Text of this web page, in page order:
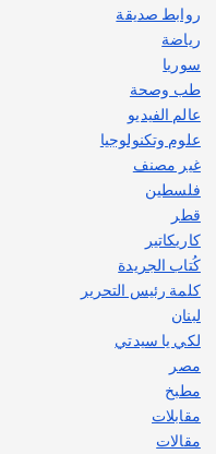
روابط صديقة
رياضة
سوريا
طب وصحة
عالم الفيديو
علوم وتكنولوجيا
غير مصنف
فلسطين
قطر
كاريكاتير
كُتاب الجريدة
كلمة رئيس التحرير
لبنان
لكي يا سيدتي
مصر
مطبخ
مقابلات
مقالات